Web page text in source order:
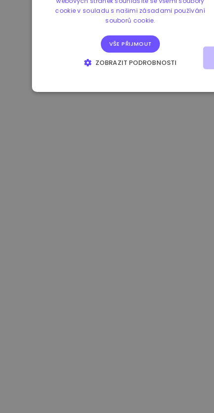
1.180000 € +1.50% 3.2B €
cookie v souladu s našimi zásadami používání
souborů cookie.
VŠE PŘIJMOUT
ZOBRAZIT PODROBNOSTI